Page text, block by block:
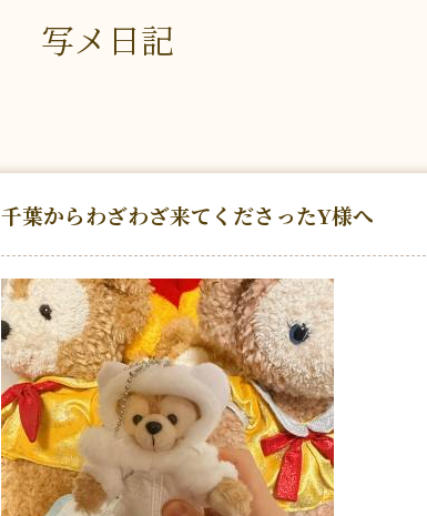
写メ日記
千葉からわざわざ来てくださったY様へ